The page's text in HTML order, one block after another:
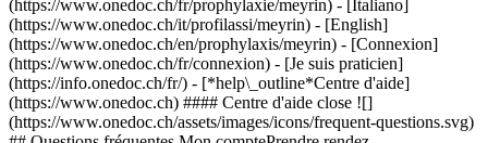
(https://www.onedoc.ch/fr/prophylaxie/meyrin) - [Italiano]
(https://www.onedoc.ch/it/profilassi/meyrin) - [English]
(https://www.onedoc.ch/en/prophylaxis/meyrin) - [Connexion]
(https://www.onedoc.ch/fr/connexion) - [Je suis praticien]
(https://info.onedoc.ch/fr/) - [*help\_outline*Centre d'aide]
(https://www.onedoc.ch) #### Centre d'aide close ![]
(https://www.onedoc.ch/assets/images/icons/frequent-questions.svg)